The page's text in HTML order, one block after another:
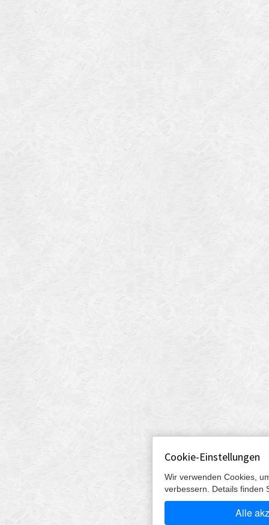
Cookie-Einstellungen
Wir verwenden Cookies,
verbessern. Details finden
Alle